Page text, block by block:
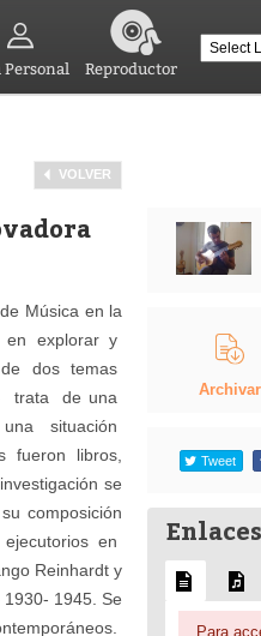
Personal Reproductor
VOLVER
Música en la
en explorar y
dos temas
trata de una
situación
fueron libros,
se
composición
ejecutorios en
Reinhardt y
1930- 1945. Se
Archivar
Tweet
Para